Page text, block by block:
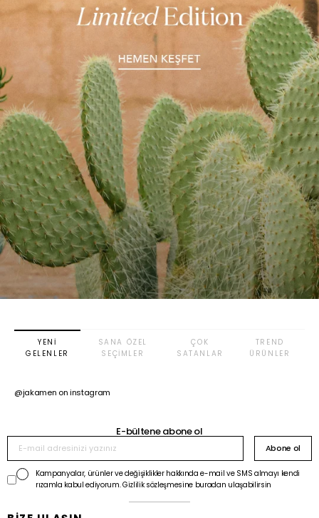
YENI
GELENLER
SANA ÖZEL
SEÇIMLER
ÇOK
SATANLAR
TREND
ÜRÜNLER
@jakamen on instagram
E-bültene abone ol
Abone ol
Kampanyalar, ürünler ve değişiklikler hakkında e-mail ve SMS almayı kendi
rızamla kabul ediyorum. Gizlilik sözleşmesine buradan ulaşabilirsin